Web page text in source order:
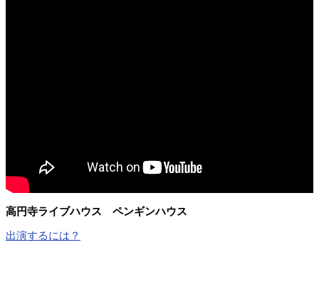
高円寺ライブハウス ペンギンハウス
出演するには？